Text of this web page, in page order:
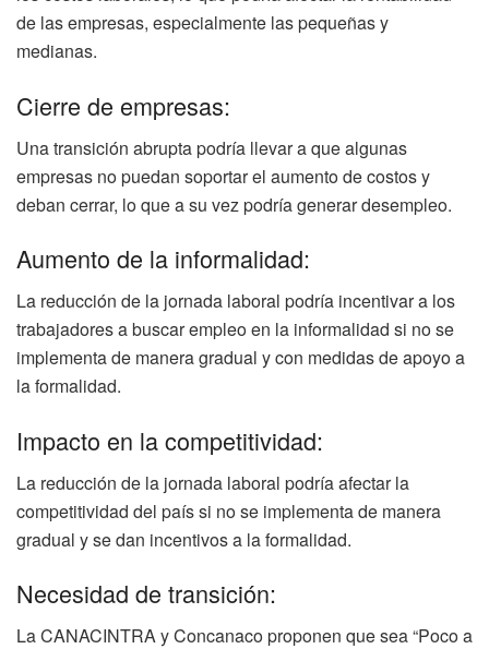
de las empresas, especialmente las pequeñas y
medianas.
Cierre de empresas:
Una transición abrupta podría llevar a que algunas
empresas no puedan soportar el aumento de costos y
deban cerrar, lo que a su vez podría generar desempleo.
Aumento de la informalidad:
La reducción de la jornada laboral podría incentivar a los
trabajadores a buscar empleo en la informalidad si no se
implementa de manera gradual y con medidas de apoyo a
la formalidad.
Impacto en la competitividad:
La reducción de la jornada laboral podría afectar la
competitividad del país si no se implementa de manera
gradual y se dan incentivos a la formalidad.
Necesidad de transición:
La CANACINTRA y Concanaco proponen que sea “Poco a